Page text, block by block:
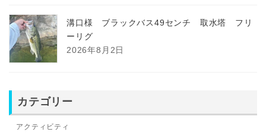
溝口様 ブラックバス49センチ 取水塔 フリ
ーリグ
2026年8月2日
カテゴリー
アクティビティ